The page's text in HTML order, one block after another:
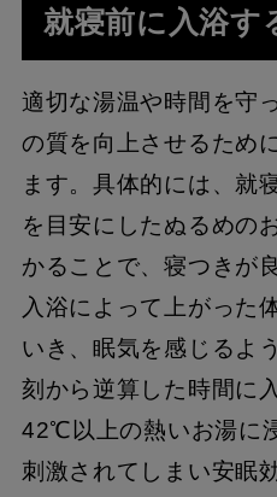
就寝前に入浴す
適切な湯温や時間を守
の質を向上させるため
ます。具体的には、就
を目安にしたぬるめの
かることで、寝つきが
入浴によって上がった
いき、眠気を感じるよ
刻から逆算した時間に
42℃以上の熱いお湯に
刺激されてしまい安眠